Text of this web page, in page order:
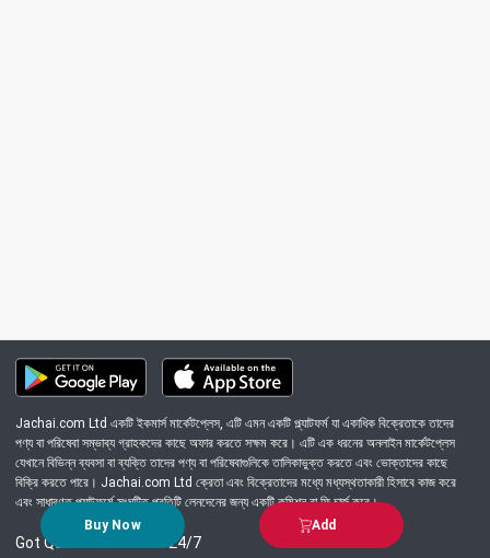
Buy Now Add
Jachai.com Ltd একটি ইকমার্স মার্কেটপ্লেস, এটি এমন একটি প্ল্যাটফর্ম যা একাধিক বিক্রেতাকে তাদের
পণ্য বা পরিষেবা সম্ভাব্য গ্রাহকদের কাছে অফার করতে সক্ষম করে। এটি এক ধরনের অনলাইন মার্কেটপ্লেস
যেখানে বিভিন্ন ব্যবসা বা ব্যক্তি তাদের পণ্য বা পরিষেবাগুলিকে তালিকাভুক্ত করতে এবং ভোক্তাদের কাছে
বিক্রি করতে পারে। Jachai.com Ltd ক্রেতা এবং বিক্রেতাদের মধ্যে মধ্যস্থতাকারী হিসাবে কাজ করে
এবং সাধারণত প্ল্যাটফর্মে সংঘটিত প্রতিটি লেনদেনের জন্য একটি কমিশন বা ফি চার্জ করে।
Got Question? Call us 24/7